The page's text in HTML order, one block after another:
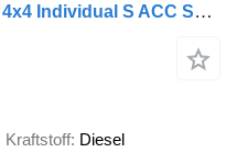
MAN TGE 3.200 L3H2 MIXTO 4x4 Individual S ACC STHZ
Kraftstoff Diesel